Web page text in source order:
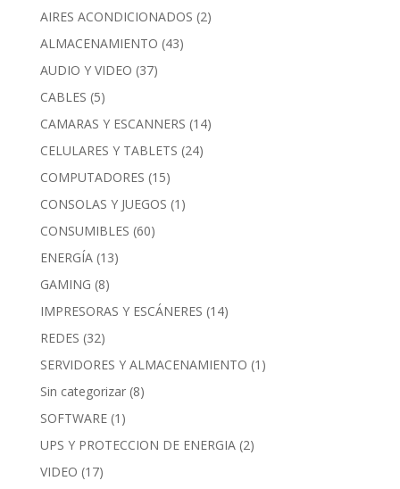
AIRES ACONDICIONADOS (2)
ALMACENAMIENTO (43)
AUDIO Y VIDEO (37)
CABLES (5)
CAMARAS Y ESCANNERS (14)
CELULARES Y TABLETS (24)
COMPUTADORES (15)
CONSOLAS Y JUEGOS (1)
CONSUMIBLES (60)
ENERGÍA (13)
GAMING (8)
IMPRESORAS Y ESCÁNERES (14)
REDES (32)
SERVIDORES Y ALMACENAMIENTO (1)
Sin categorizar (8)
SOFTWARE (1)
UPS Y PROTECCION DE ENERGIA (2)
VIDEO (17)